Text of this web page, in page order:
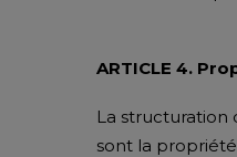
ARTICLE 4.
La structuration
sont la